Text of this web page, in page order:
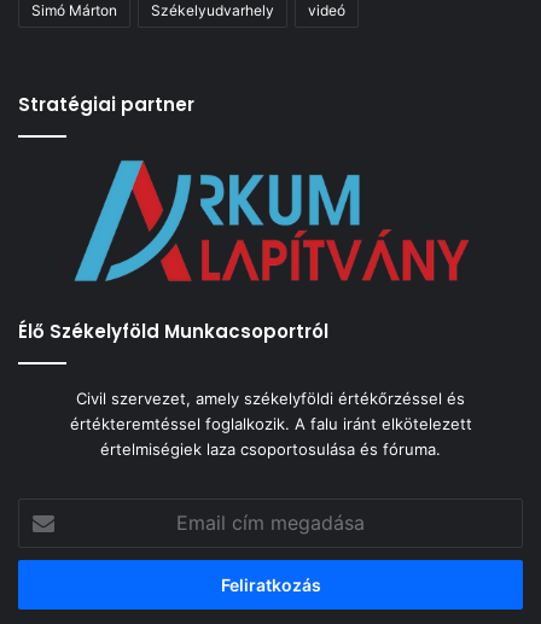
Simó Márton Székelyudvarhely videó
Stratégiai partner
Élő Székelyföld Munkacsoportról
Civil szervezet, amely székelyföldi értékőrzéssel és
értékteremtéssel foglalkozik. A falu iránt elkötelezett
értelmiségiek laza csoportosulása és fóruma.
cím
megadása